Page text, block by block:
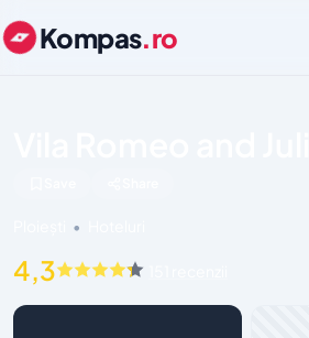
Kompas.ro
•
4,3